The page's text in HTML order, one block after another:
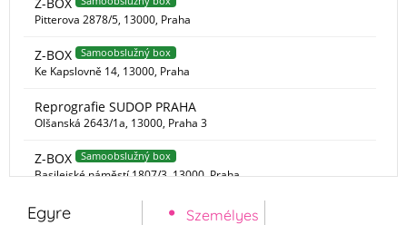
Egyre
Személyes